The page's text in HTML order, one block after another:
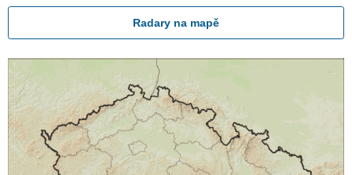
Radary na mapě